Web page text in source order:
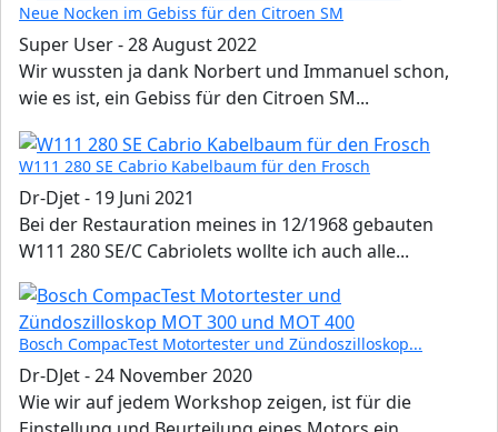
Neue Nocken im Gebiss für den Citroen SM
Super User-28 August 2022
Wir wussten ja dank Norbert und Immanuel schon,
wie es ist, ein Gebiss für den Citroen SM...
W111 280 SE Cabrio Kabelbaum für den Frosch
Dr-Djet- 19 Juni 2021
Bei der Restauration meines in 12/1968 gebauten
W111 280 SE/C Cabriolets wollte ich auch alle...
Bosch CompacTest Motortester und Zündoszilloskop...
Dr-DJet-24 November 2020
Wie wir auf jedem Workshop zeigen, ist für die